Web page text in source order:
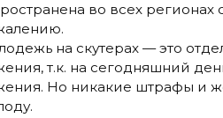
во всех
на скутерах — это
т.к. на сегодняшний
Но никакие штрафы и